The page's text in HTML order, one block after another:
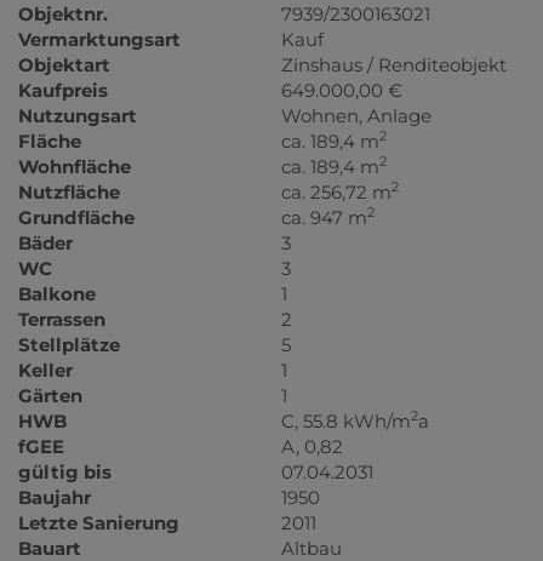
Objektnr.
7939/2300163021
Vermarktungsart
Kauf
Objektart
Zinshaus / Renditeobjekt
Kaufpreis
649.000,00 €
Nutzungsart
Wohnen Anlage
Fläche
ca. 189,4 m2
Wohnfläche ca. 189,4 m2
Nutzfläche ca. 256,72 m2
Grundfläche ca. 947 m2
Bäder
3
WC
3
Balkone
1
Terrassen
2
Stellplätze
5
Keller
1
Gärten
1
HWB
C, 55.8 kWh/m2a
fGEE
A, 0,82
gültig bis
07.04.2031
Baujahr
1950
Letzte Sanierung
2011
Bauart
Altbau